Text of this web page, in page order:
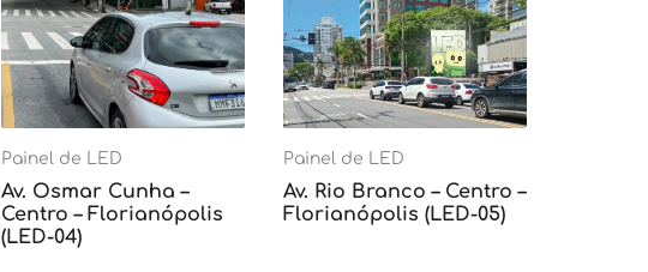
Painel de LED
Av. Osmar Cunha –
Centro – Florianópolis
(LED-04)
Painel de LED
Av. Rio Branco – Centro –
Florianópolis (LED-05)